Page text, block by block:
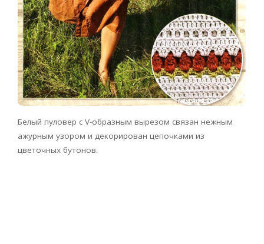
Белый пуловер с V-образным вырезом связан нежным
ажурным узором и декорирован цепочками из
цветочных бутонов.